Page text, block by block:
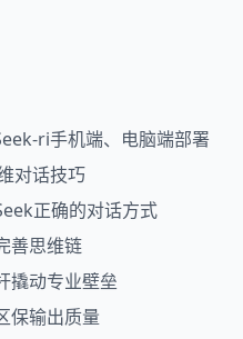
ri手机端、电脑端部署
对话技巧
正确的对话方式
善思维链
撬动专业壁垒
保输出质量